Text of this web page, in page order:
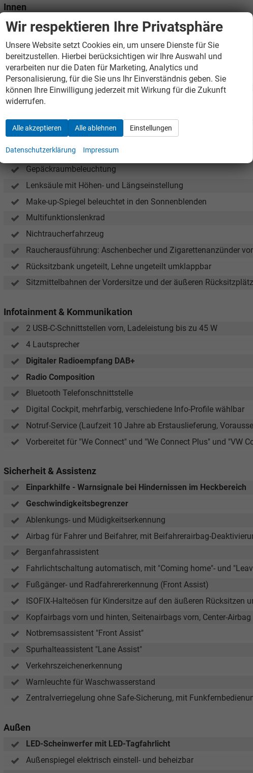
Innen
2 Leseleuchten vorn
3 Kopfstützen hinten
Klimaanlage mit Aktiv-Kombifilter
Dachhimmel in Ceramique
Dekoreinlagen "Licorice Black" für Instrumententafel und
Dreipunkt-Automatiksicherheitsgurt für mittleren Rücksitzplatz
Dreipunkt-Automatiksicherheitsgurte mit Gurtstraffer für die
Fahrersitz mit Höheneinstellung
Fensterheber elektrisch
Gepäckraumbeleuchtung
Lenksäule mit Höhen- und Längseinstellung
Make-up-Spiegel beleuchtet in den Sonnenblenden
Multifunktionslenkrad
Nichtraucherfahrzeug
Raucherausführung: Aschenbecher und Zigarettenanzünder
Rücksitzbank ungeteilt, Lehne ungeteilt umklappbar
Sitzmittelbahnen der Vordersitze und der äußeren
Infotainment & Kommunikation
2 USB-C-Schnittstellen vorn, Ladeleistung bis zu 45 W
4 Lautsprecher
Digitaler Radioempfang DAB+
Radio Composition
Bluetooth Telefonschnittstelle
Digital Cockpit, mehrfarbig, verschiedene Info-Profile wählbar
Notruf-Service (Laufzeit 10 Jahre ab Erstauslieferung,
Vorbereitet für "We Connect" und "We Connect Plus" und "VW
Sicherheit & Assistenz
Einparkhilfe - Warnsignale bei Hindernissen im Heckbereich
Geschwindigkeitsbegrenzer
Ablenkungs- und Müdigkeitserkennung
Airbag für Fahrer und Beifahrer, mit Beifahrerairbag-
Berganfahrassistent
Fahrlichtschaltung automatisch, mit "Coming home"- und
Fußgänger- und Radfahrererkennung (Front Assist)
ISOFIX-Halteösen für Kindersitze auf den äußeren Rücksitzen
Kopfairbags vorn und hinten, Seitenairbags vorn, Center-Airbag
Notbremsassistent "Front Assist"
Spurhalteassistent "Lane Assist"
Verkehrszeichenerkennung
Warnleuchte für Waschwasserstand
Zentralverriegelung ohne Safe-Sicherung, mit
Außen
LED-Scheinwerfer mit LED-Tagfahrlicht
Außenspiegel elektrisch einstell- und beheizbar
Tom Wollschläger
Verkauf
Tel. 04181/2176-21
Elvedin Calakovic
Verkauf
calakovic@take-your-car.de
Wir respektieren Ihre Privatsphäre
Unsere Website setzt Cookies ein, um unsere Dienste für Sie
bereitzustellen. Hierbei berücksichtigen wir Ihre Auswahl und
verarbeiten nur die Daten für Marketing, Analytics und
Personalisierung, für die Sie uns Ihr Einverständnis geben. Sie
können Ihre Einwilligung jederzeit mit Wirkung für die Zukunft
widerrufen.
Alle akzeptieren Alle ablehnen Einstellungen
Datenschutzerklärung Impressum